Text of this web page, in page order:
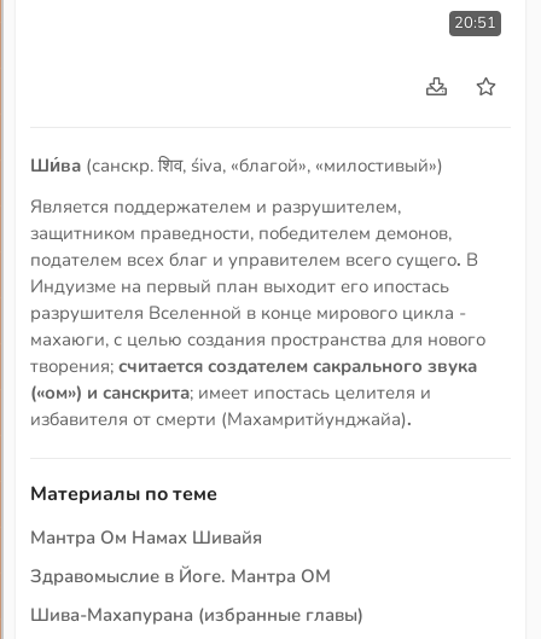
20:51
Ши́ва (санскр. शिव, śiva, «благой», «милостивый»)
Является поддержателем и разрушителем,
защитником праведности, победителем демонов,
подателем всех благ и управителем всего сущего. В
Индуизме на первый план выходит его ипостась
разрушителя Вселенной в конце мирового цикла -
махаюги, с целью создания пространства для нового
творения;считается создателем сакрального звука
(«ом») и санскрита; имеет ипостась целителя и
избавителя от смерти (Махамритйунджайа).
Материалы по теме
Мантра Ом Намах Шивайя
Здравомыслие в Йоге. Мантра ОМ
Шива-Махапурана (избранные главы)